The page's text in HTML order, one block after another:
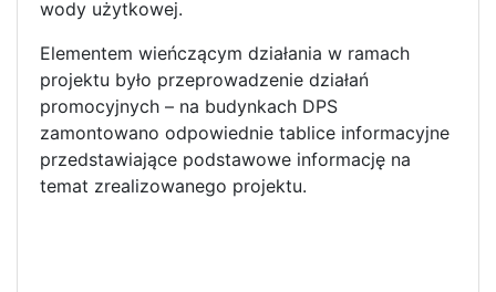
wody użytkowej.
Elementem wieńczącym działania w ramach
projektu było przeprowadzenie działań
promocyjnych – na budynkach DPS
zamontowano odpowiednie tablice informacyjne
przedstawiające podstawowe informację na
temat zrealizowanego projektu.